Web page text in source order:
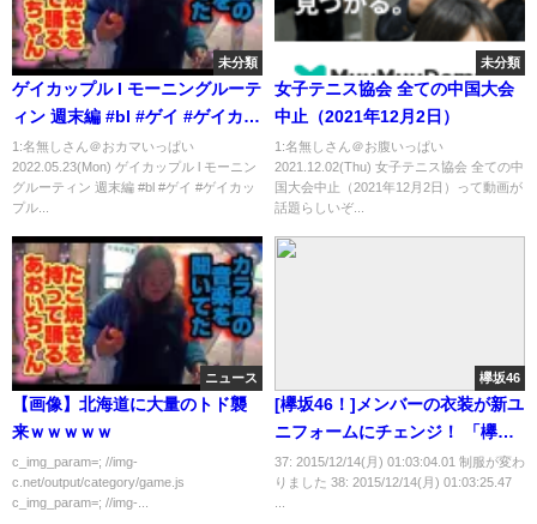
未分類
ゲイカップル l モーニングルーテ
ィン 週末編 #bl #ゲイ #ゲイカッ
プル #同性カップル
1:名無しさん＠おカマいっぱい
2022.05.23(Mon) ゲイカップル l モーニン
グルーティン 週末編 #bl #ゲイ #ゲイカッ
プル...
未分類
女子テニス協会 全ての中国大会
中止（2021年12月2日）
1:名無しさん＠お腹いっぱい
2021.12.02(Thu) 女子テニス協会 全ての中
国大会中止（2021年12月2日）って動画が
話題らしいぞ...
ニュース
【画像】北海道に大量のトド襲
来ｗｗｗｗｗ
c_img_param=; //img-
c.net/output/category/game.js
c_img_param=; //img-...
欅坂46
[欅坂46！]メンバーの衣装が新ユ
ニフォームにチェンジ！ 「欅坂
46」長濱ねる、デザインが違う
ことが判明wwww（画像あり）
37: 2015/12/14(月) 01:03:04.01 制服が変わ
りました 38: 2015/12/14(月) 01:03:25.47
...